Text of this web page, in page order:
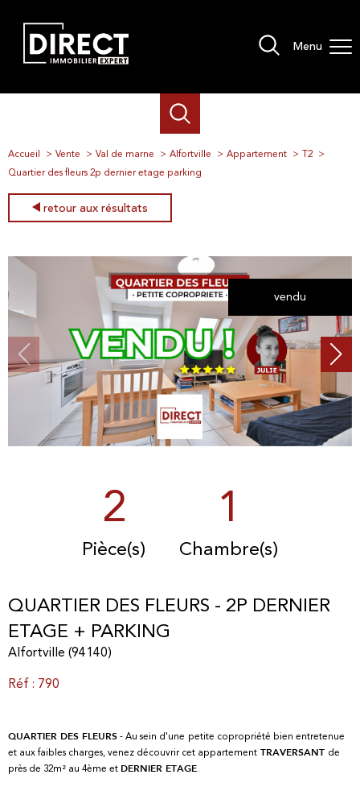
Menu
Accueil Vente Val de marne Alfortville Appartement
T2
Quartier des fleurs 2p dernier etage parking
retour aux résultats
vendu
2
Pièce(s)
1
Chambre(s)
QUARTIER DES FLEURS - 2P DERNIER
ETAGE + PARKING
Alfortville (94140)
Réf : 790
QUARTIER DES FLEURS - Au sein d'une petite copropriété bien entretenue
et aux faibles charges, venez découvrir cet appartement TRAVERSANT de
près de 32m² au 4ème et DERNIER ETAGE.